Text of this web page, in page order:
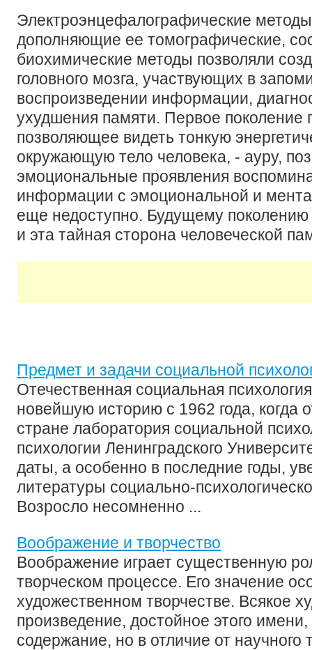
Электроэнцефалографические
дополняющие ее томографические,
биохимические методы позволяли
головного мозга, участвующих в
воспроизведении информации,
ухудшения памяти. Первое поколение
позволяющее видеть тонкую
окружающую тело человека, - ауру,
эмоциональные проявления
информации с эмоциональной и
еще недоступно. Будущему поколению
и эта тайная сторона человеческой
Предмет и задачи социальной
Отечественная социальная
новейшую историю с 1962 года, когда
стране лаборатория социальной
психологии Ленинградского
даты, а особенно в последние годы,
литературы социально-
Возросло несомненно ...
Воображение и творчество
Воображение играет существенную
творческом процессе. Его значение
художественном творчестве. Всякое
произведение, достойное этого
содержание, но в отличие от научного